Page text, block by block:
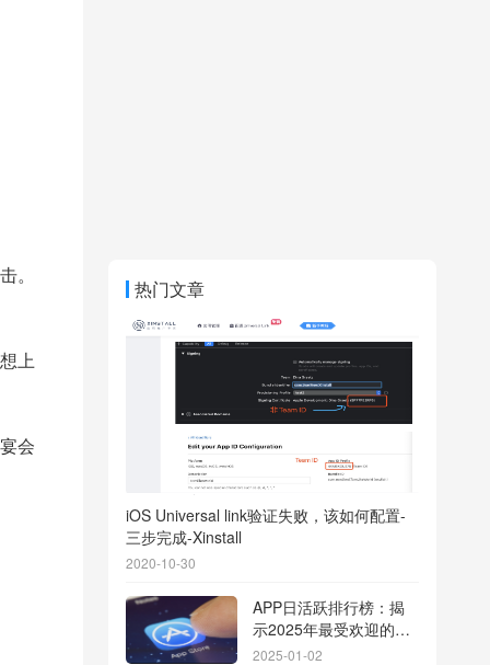
。
上
会
热门文章
iOS Universal link验证失败，该如何配置-
三步完成-Xinstall
2020-10-30
APP日活跃排行榜：揭
示2025年最受欢迎的应
用背后的秘密
2025-01-02